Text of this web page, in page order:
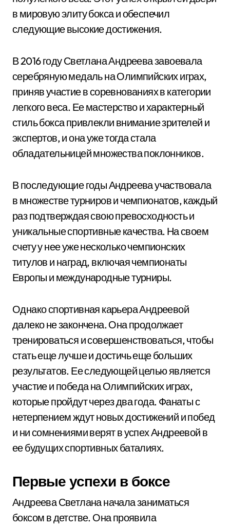
в мировую элиту бокса и обеспечил
следующие высокие достижения.
В 2016 году Светлана Андреева завоевала
серебряную медаль на Олимпийских играх,
приняв участие в соревнованиях в категории
легкого веса. Ее мастерство и характерный
стиль бокса привлекли внимание зрителей и
экспертов, и она уже тогда стала
обладательницей множества поклонников.
В последующие годы Андреева участвовала
в множестве турниров и чемпионатов, каждый
раз подтверждая свою превосходность и
уникальные спортивные качества. На своем
счету у нее уже несколько чемпионских
титулов и наград, включая чемпионаты
Европы и международные турниры.
Однако спортивная карьера Андреевой
далеко не закончена. Она продолжает
тренироваться и совершенствоваться, чтобы
стать еще лучше и достичь еще больших
результатов. Ее следующей целью является
участие и победа на Олимпийских играх,
которые пройдут через два года. Фанаты с
нетерпением ждут новых достижений и побед
и ни сомнениями верят в успех Андреевой в
ее будущих спортивных баталиях.
Первые успехи в боксе
Андреева Светлана начала заниматься
боксом в детстве. Она проявила